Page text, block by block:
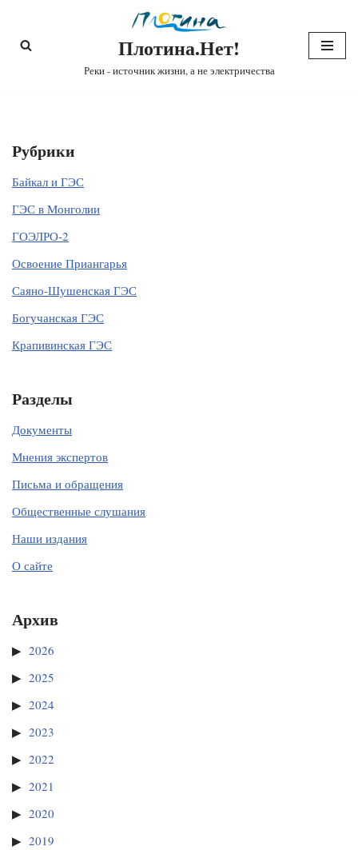
Перейти
Плотина.Нет!
Реки - источник жизни, а не электричества
Рубрики
Байкал и ГЭС
ГЭС в Монголии
ГОЭЛРО-2
Освоение Приангарья
Саяно-Шушенская ГЭС
Богучанская ГЭС
Крапивинская ГЭС
Разделы
Документы
Мнения экспертов
Письма и обращения
Общественные слушания
Наши издания
О сайте
Архив
2026
2025
2024
2023
2022
2021
2020
2019